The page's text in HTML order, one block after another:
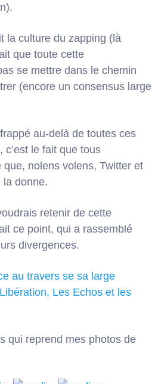
la culture du zapping (là
que toute cette
se mettre dans le chemin
(encore un consensus large
au-delà de toutes ces
le fait que tous
que, nolens volens, Twitter et
la donne.
retenir de cette
ce point, qui a rassemblé
divergences.
au travers se sa large
Les Echos et les
qui reprend mes photos de